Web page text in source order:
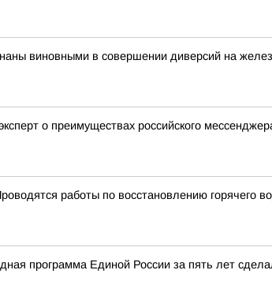
виновными в совершении диверсий на
о преимуществах российского
работы по восстановлению горячего
программа Единой России за пять лет